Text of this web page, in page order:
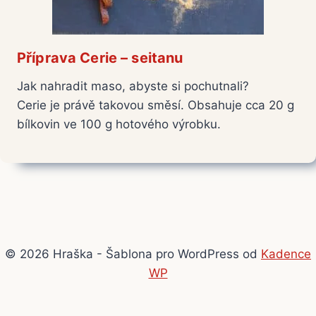
Příprava Cerie – seitanu
Jak nahradit maso, abyste si pochutnali?
Cerie je právě takovou směsí. Obsahuje cca 20 g
bílkovin ve 100 g hotového výrobku.
© 2026 Hraška - Šablona pro WordPress od Kadence
WP